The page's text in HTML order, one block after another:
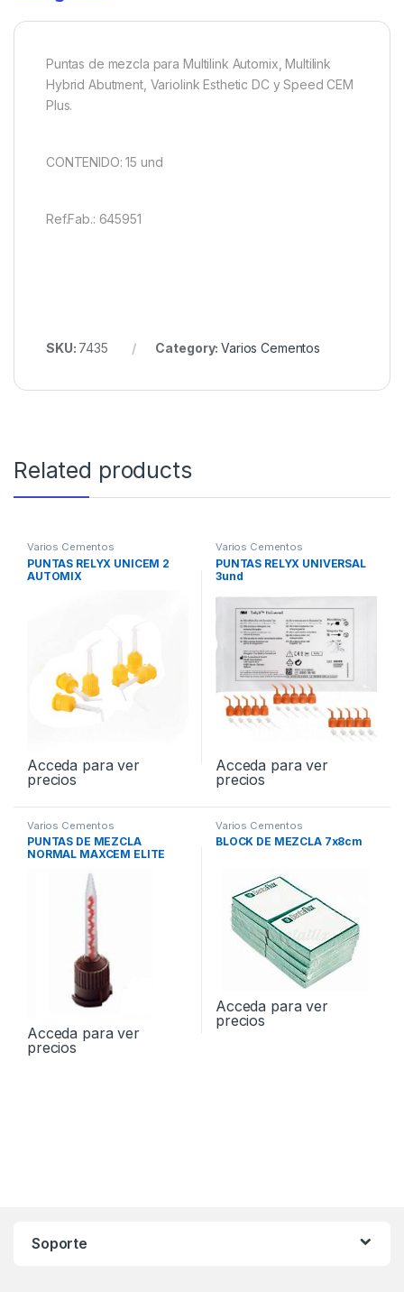
Puntas de mezcla para Multilink Automix, Multilink
Hybrid Abutment, Variolink Esthetic DC y Speed CEM
Plus.
CONTENIDO: 15 und
Ref.Fab.: 645951
SKU: 7435 Category:Varios Cementos
Related products
Varios Cementos
PUNTAS RELYX UNICEM 2
AUTOMIX
Acceda para ver
precios
Varios Cementos
PUNTAS RELYX UNIVERSAL
3und
Acceda para ver
precios
Varios Cementos
PUNTAS DE MEZCLA
NORMAL MAXCEM ELITE
Acceda para ver
precios
Varios Cementos
BLOCK DE MEZCLA 7x8cm
Acceda para ver
precios
Soporte